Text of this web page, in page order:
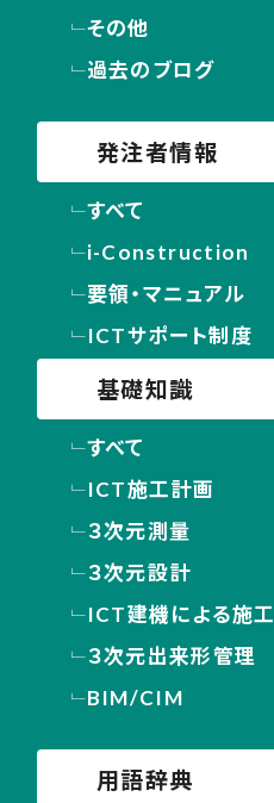
その他
過去のブログ
発注者情報
すべて
i-Construction
要領・マニュアル
ICTサポート制度
基礎知識
すべて
ICT施工計画
３次元測量
３次元設計
ICT建機による施工
３次元出来形管理
BIM/CIM
用語辞典